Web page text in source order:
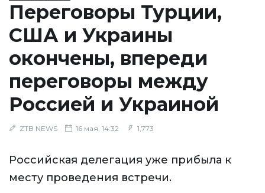
Переговоры Турции,
США и Украины
окончены, впереди
переговоры между
Россией и Украиной
ZTB NEWS 16 мая, 14:32 1,773
Российская делегация уже прибыла к
месту проведения встречи.